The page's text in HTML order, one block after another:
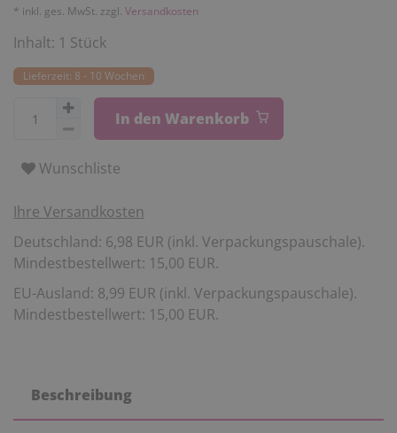
* inkl. ges. MwSt. zzgl. Versandkosten
Inhalt: 1 Stück
Lieferzeit: 8 - 10 Wochen
In den Warenkorb
Wunschliste
Ihre Versandkosten
Deutschland: 6,98 EUR (inkl. Verpackungspauschale).
Mindestbestellwert: 15,00 EUR.
EU-Ausland: 8,99 EUR (inkl. Verpackungspauschale).
Mindestbestellwert: 15,00 EUR.
Beschreibung